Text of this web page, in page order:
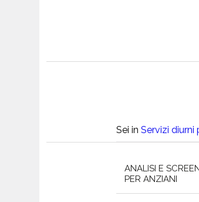
Sei in Servizi diurni
ANALISI E
PER ANZIANI